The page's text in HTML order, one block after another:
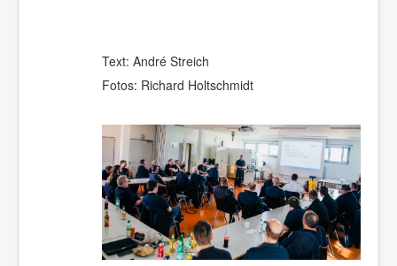
Text: André Streich
Fotos: Richard Holtschmidt